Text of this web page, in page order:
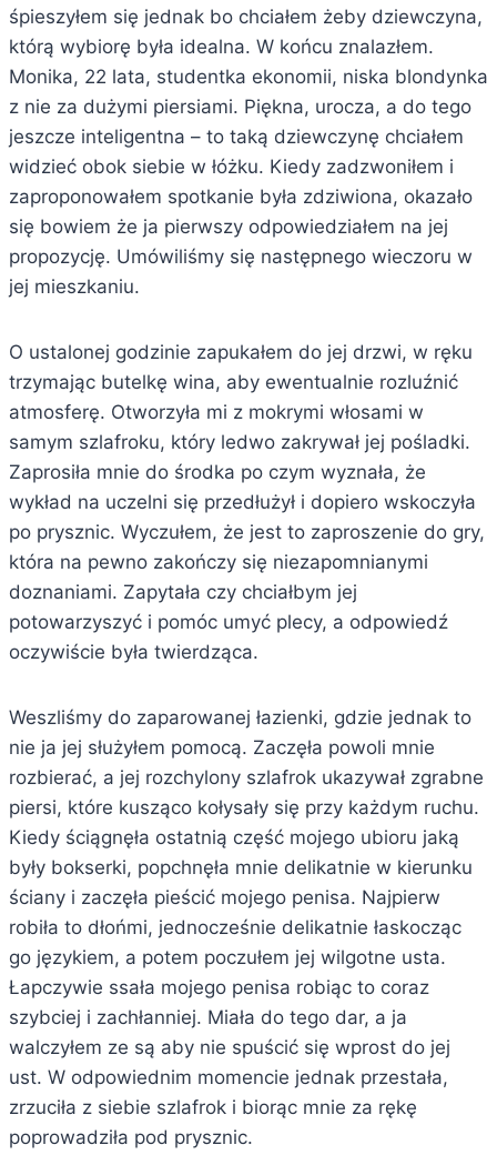
śpieszyłem się jednak bo chciałem żeby dziewczyna,
którą wybiorę była idealna. W końcu znalazłem.
Monika, 22 lata, studentka ekonomii, niska blondynka
z nie za dużymi piersiami. Piękna, urocza, a do tego
jeszcze inteligentna – to taką dziewczynę chciałem
widzieć obok siebie w łóżku. Kiedy zadzwoniłem i
zaproponowałem spotkanie była zdziwiona, okazało
się bowiem że ja pierwszy odpowiedziałem na jej
propozycję. Umówiliśmy się następnego wieczoru w
jej mieszkaniu.
O ustalonej godzinie zapukałem do jej drzwi, w ręku
trzymając butelkę wina, aby ewentualnie rozluźnić
atmosferę. Otworzyła mi z mokrymi włosami w
samym szlafroku, który ledwo zakrywał jej pośladki.
Zaprosiła mnie do środka po czym wyznała, że
wykład na uczelni się przedłużył i dopiero wskoczyła
po prysznic. Wyczułem, że jest to zaproszenie do gry,
która na pewno zakończy się niezapomnianymi
doznaniami. Zapytała czy chciałbym jej
potowarzyszyć i pomóc umyć plecy, a odpowiedź
oczywiście była twierdząca.
Weszliśmy do zaparowanej łazienki, gdzie jednak to
nie ja jej służyłem pomocą. Zaczęła powoli mnie
rozbierać, a jej rozchylony szlafrok ukazywał zgrabne
piersi, które kusząco kołysały się przy każdym ruchu.
Kiedy ściągnęła ostatnią część mojego ubioru jaką
były bokserki, popchnęła mnie delikatnie w kierunku
ściany i zaczęła pieścić mojego penisa. Najpierw
robiła to dłońmi, jednocześnie delikatnie łaskocząc
go językiem, a potem poczułem jej wilgotne usta.
Łapczywie ssała mojego penisa robiąc to coraz
szybciej i zachłanniej. Miała do tego dar, a ja
walczyłem ze są aby nie spuścić się wprost do jej
ust. W odpowiednim momencie jednak przestała,
zrzuciła z siebie szlafrok i biorąc mnie za rękę
poprowadziła pod prysznic.